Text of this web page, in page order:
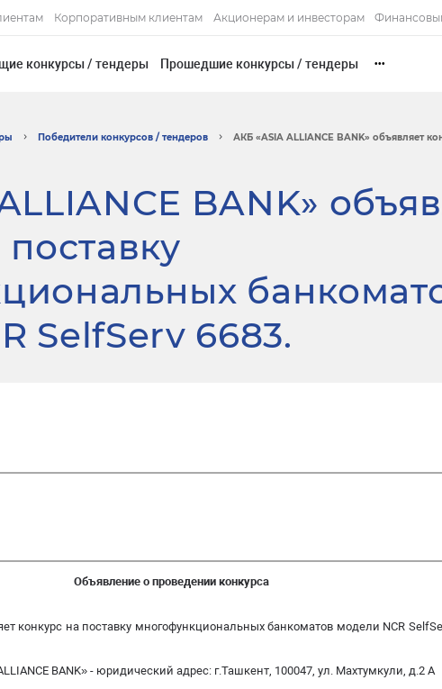
Корпоративным клиентам Акционерам и инвесторам
конкурсы / тендеры Прошедшие конкурсы / тендеры •••
Победители конкурсов / тендеров АКБ «ASIA ALLIANCE BANK» объявляет
BANK»
SelfServ 6683.
Объявление о проведении конкурса
конкурс на поставку многофункциональных банкоматов модели NCR
BANK» - юридический адрес: г.Ташкент, 100047, ул. Махтумкули, д.2 А